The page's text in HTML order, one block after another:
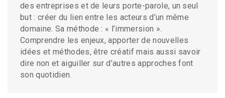
des entreprises et de leurs porte-parole, un seul
but : créer du lien entre les acteurs d’un même
domaine. Sa méthode : « l’immersion ».
Comprendre les enjeux, apporter de nouvelles
idées et méthodes, être créatif mais aussi savoir
dire non et aiguiller sur d’autres approches font
son quotidien.